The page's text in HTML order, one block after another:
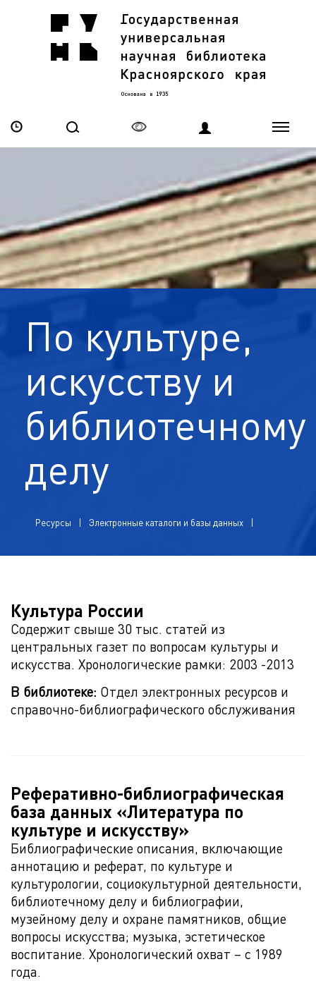
По культуре,
искусству и
библиотечному
делу
Ресурсы Электронные каталоги и базы данных
Культура России
Содержит свыше 30 тыс. статей из
центральных газет по вопросам культуры и
искусства. Хронологические рамки: 2003 -2013
В библиотеке: Отдел электронных ресурсов и
справочно-библиографического обслуживания
Реферативно-библиографическая
база данных «Литература по
культуре и искусству»
Библиографические описания, включающие
аннотацию и реферат, по культуре и
культурологии, социокультурной деятельности,
библиотечному делу и библиографии,
музейному делу и охране памятников, общие
вопросы искусства; музыка, эстетическое
воспитание. Хронологический охват – с 1989
года.